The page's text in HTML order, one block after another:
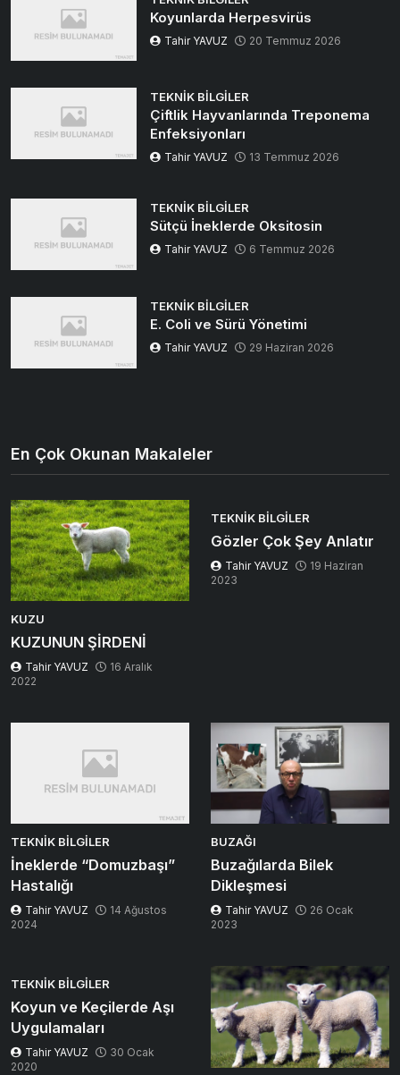
Koyunlarda Herpesvirüs
Tahir YAVUZ 20 Temmuz 2026
TEKNIK BILGILER
Çiftlik Hayvanlarında Treponema
Enfeksiyonları
Tahir YAVUZ 13 Temmuz 2026
TEKNIK BILGILER
Sütçü İneklerde Oksitosin
Tahir YAVUZ 6 Temmuz 2026
TEKNIK BILGILER
E. Coli ve Sürü Yönetimi
Tahir YAVUZ 29 Haziran 2026
En Çok Okunan Makaleler
KUZU
KUZUNUN ŞİRDENİ
Tahir YAVUZ
16 Aralık
2022
TEKNIK BILGILER
Gözler Çok Şey Anlatır
Tahir YAVUZ
19 Haziran
2023
TEKNIK BILGILER
İneklerde “Domuzbaşı”
Hastalığı
Tahir YAVUZ
14 Ağustos
2024
BUZAĞI
Buzağılarda Bilek
Dikleşmesi
Tahir YAVUZ
26 Ocak
2023
TEKNIK BILGILER
Koyun ve Keçilerde Aşı
Uygulamaları
Tahir YAVUZ
30 Ocak
2020